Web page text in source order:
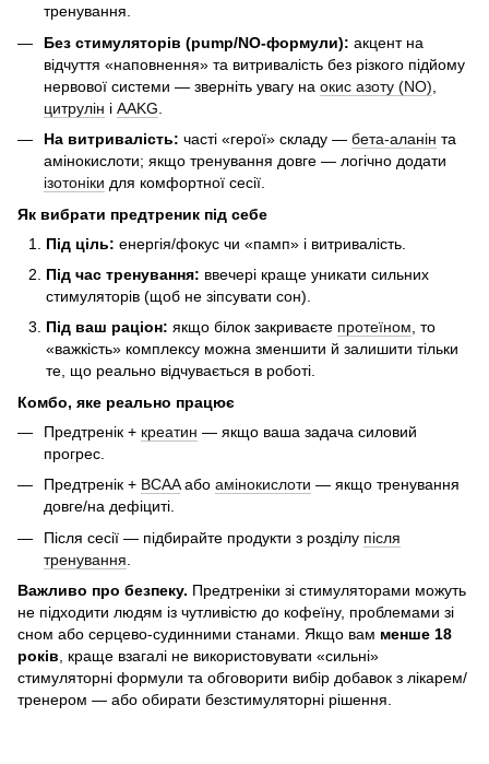
тренування.
Без стимуляторів (pump/NO-формули): акцент на
відчуття «наповнення» та витривалість без різкого підйому
нервової системи — зверніть увагу на окис азоту (NO)
цитрулін і AAKG
На витривалість: часті «герої» складу — бета-аланін та
амінокислоти; якщо тренування довге — логічно додати
ізотоніки для комфортної сесії.
Як вибрати предтреник під себе
Під ціль: енергія/фокус чи «памп» і витривалість.
Під час тренування: ввечері краще уникати сильних
стимуляторів (щоб не зіпсувати сон).
Під ваш раціон: якщо білок закриваєте протеїном, то
«важкість» комплексу можна зменшити й залишити тільки
те, що реально відчувається в роботі.
Комбо, яке реально працює
Предтренік + креатин — якщо ваша задача силовий
прогрес.
Предтренік + BCAAабо амінокислоти — якщо тренування
довге/на дефіциті.
Після сесії — підбирайте продукти з розділу після
тренування
Важливо про безпеку. Предтреніки зі стимуляторами можуть
не підходити людям із чутливістю до кофеїну, проблемами зі
сном або серцево-судинними станами. Якщо вам менше 18
років , краще взагалі не використовувати «сильні»
стимуляторні формули та обговорити вибір добавок з лікарем/
тренером — або обирати безстимуляторні рішення.